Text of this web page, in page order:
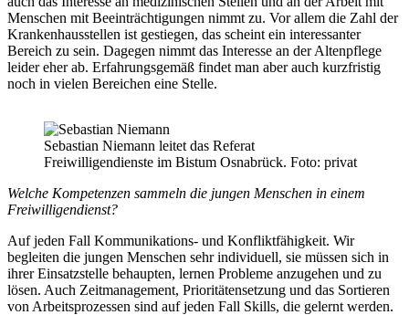
Menschen mit Beeinträchtigungen nimmt zu. Vor allem die Zahl der
Krankenhausstellen ist gestiegen, das scheint ein interessanter
Bereich zu sein. Dagegen nimmt das Interesse an der Altenpflege
leider eher ab. Erfahrungsgemäß findet man aber auch kurzfristig
noch in vielen Bereichen eine Stelle.
Sebastian Niemann leitet das Referat
Freiwilligendienste im Bistum Osnabrück. Foto: privat
Welche Kompetenzen sammeln die jungen Menschen in einem
Freiwilligendienst?
Auf jeden Fall Kommunikations- und Konfliktfähigkeit. Wir
begleiten die jungen Menschen sehr individuell, sie müssen sich in
ihrer Einsatzstelle behaupten, lernen Probleme anzugehen und zu
lösen. Auch Zeitmanagement, Prioritätensetzung und das Sortieren
von Arbeitsprozessen sind auf jeden Fall Skills, die gelernt werden.